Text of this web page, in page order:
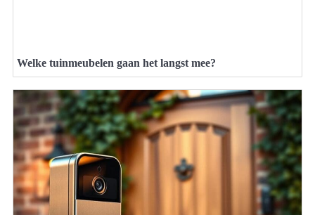
Welke tuinmeubelen gaan het langst mee?